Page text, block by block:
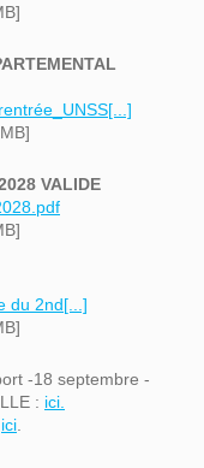
VALIDE
du 2nd[...]
-18 septembre -
: ici.
ici